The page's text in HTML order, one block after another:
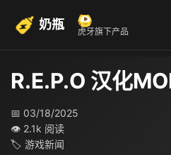
奶瓶 虎牙旗下产品
R.E.P.O 汉化
📅 03/18/2025
👁 2.1k 阅读
🏷 游戏新闻